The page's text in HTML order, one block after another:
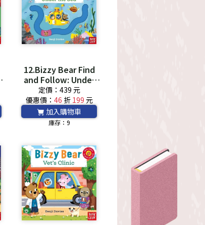
12.Bizzy Bear Find
and Follow: Under
the Sea *附音檔
QRCode*
定價：439 元
優惠價： 46 折 199 元
加入購物車
庫存：9